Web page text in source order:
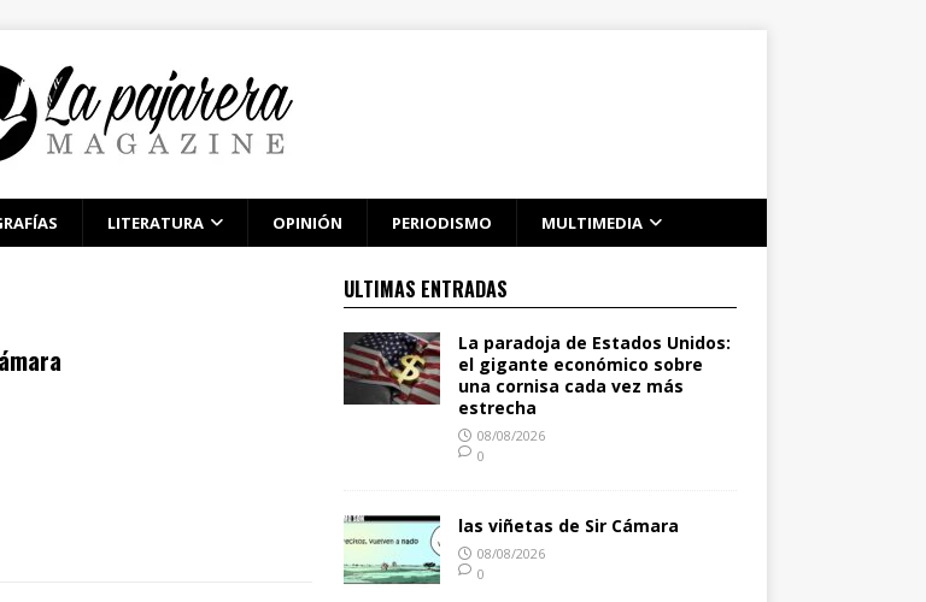
LITERATURA OPINIÓN PERIODISMO MULTIMEDIA
ULTIMAS ENTRADAS
La paradoja de Estados Unidos:
el gigante económico sobre
una cornisa cada vez más
estrecha
08/08/2026
0
las viñetas de Sir Cámara
08/08/2026
0